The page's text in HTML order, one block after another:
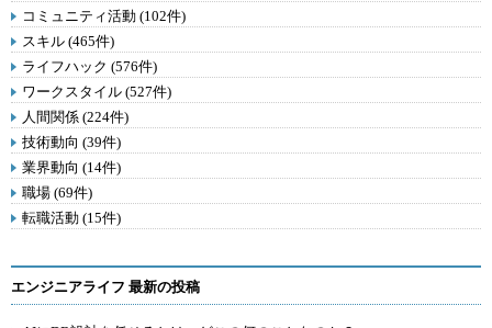
コミュニティ活動 (102件)
スキル (465件)
ライフハック (576件)
ワークスタイル (527件)
人間関係 (224件)
技術動向 (39件)
業界動向 (14件)
職場 (69件)
転職活動 (15件)
エンジニアライフ 最新の投稿